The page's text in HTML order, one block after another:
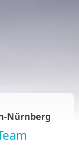
Nürnberg